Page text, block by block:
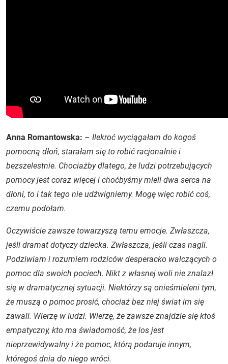
Anna Romantowska: – Ilekroć wyciągałam do kogoś
pomocną dłoń, starałam się to robić racjonalnie i
bezszelestnie. Chociażby dlatego, że ludzi potrzebujących
pomocy jest coraz więcej i choćbyśmy mieli dwa serca na
dłoni, to i tak tego nie udźwigniemy. Mogę więc robić coś,
czemu podołam.
Oczywiście zawsze towarzyszą temu emocje. Zwłaszcza,
jeśli dramat dotyczy dziecka. Zwłaszcza, jeśli czas nagli.
Podziwiam i rozumiem rodziców desperacko walczących o
pomoc dla swoich pociech. Nikt z własnej woli nie znalazł
się w dramatycznej sytuacji. Niektórzy są onieśmieleni tym,
że muszą o pomoc prosić, chociaż bez niej świat im się
zawali. Wierzę w ludzi. Wierzę, że zawsze znajdzie się ktoś
empatyczny, kto ma świadomość, że los jest
nieprzewidywalny i że pomoc, którą podaruje innym,
któregoś dnia do niego wróci.